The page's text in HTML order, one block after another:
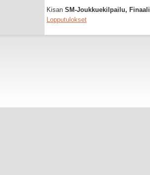
Kisan SM-Joukkuekilpailu, Finaali
Lopputulokset